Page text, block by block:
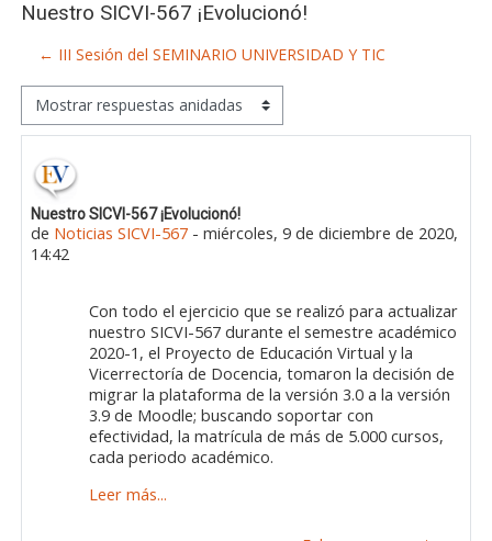
Nuestro SICVI-567 ¡Evolucionó!
← III Sesión del SEMINARIO UNIVERSIDAD Y TIC
Mostrar modo
Nuestro SICVI-567 ¡Evolucionó!
de Noticias SICVI-567 -miércoles, 9 de diciembre de 2020,
14:42
Número de respuestas: 0
Con todo el ejercicio que se realizó para actualizar
nuestro SICVI-567 durante el semestre académico
2020-1, el Proyecto de Educación Virtual y la
Vicerrectoría de Docencia, tomaron la decisión de
migrar la plataforma de la versión 3.0 a la versión
3.9 de Moodle; buscando soportar con
efectividad, la matrícula de más de 5.000 cursos,
cada periodo académico.
Leer más...